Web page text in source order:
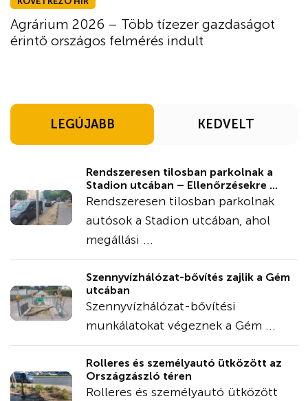
Agrárium 2026 – Több tízezer gazdaságot
érintő országos felmérés indult
LEGÚJABB KEDVELT
Rendszeresen tilosban parkolnak a
Stadion utcában – Ellenőrzésekre ...
Rendszeresen tilosban parkolnak
autósok a Stadion utcában, ahol
megállási ...
Szennyvízhálózat-bővítés zajlik a Gém
utcában
Szennyvízhálózat-bővítési
munkálatokat végeznek a Gém ...
Rolleres és személyautó ütközött az
Országzászló téren
Rolleres és személyautó ütközött